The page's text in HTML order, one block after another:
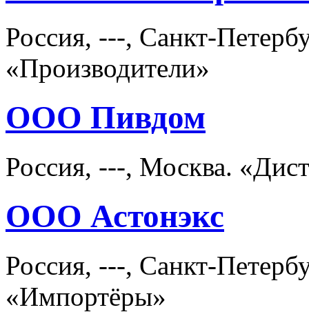
Россия, ---, Санкт-
«Производители»
ООО Пивдом
Россия, ---, Москва.
ООО Астонэкс
Россия, ---, Санкт-
«Импортёры»